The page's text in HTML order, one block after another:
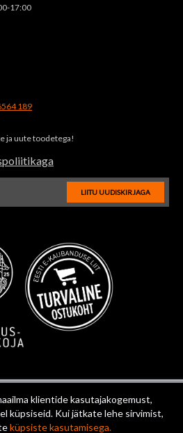
klientide kasutajakogemust,
küpsiseid. Kui jätkate lehe sirvimist,
küpsiste kasutamisega.
17:00
189
ja uute toodetega!
LIITU UUDISKIRJAGA